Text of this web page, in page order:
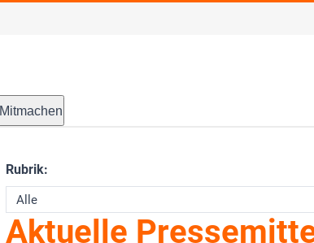
Mitmachen
Rubrik:
Aktuelle